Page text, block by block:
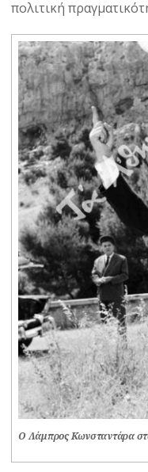
πολιτική
Ο Λάμπρος Κωνσταντάρα